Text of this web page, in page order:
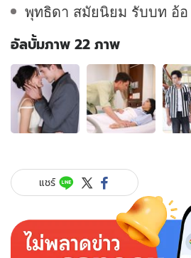
พุทธิดา สมัยนิยม รับบท อ้อ
อัลบั้มภาพ 22 ภาพ
อัลบั้ม
ภาพ
22
ภาพ
ของ
เงา
กามเทพ
Young
and
แชร์